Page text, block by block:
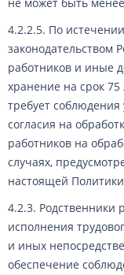
4.2.2.5. По
законодательством
работников и иные
хранение на срок
требует
согласия на
работников на
случаях,
настоящей
4.2.3. Родственники
исполнения
и иных
обеспечение